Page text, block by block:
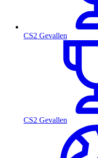
CS2 Gevallen
CS2 Gevallen